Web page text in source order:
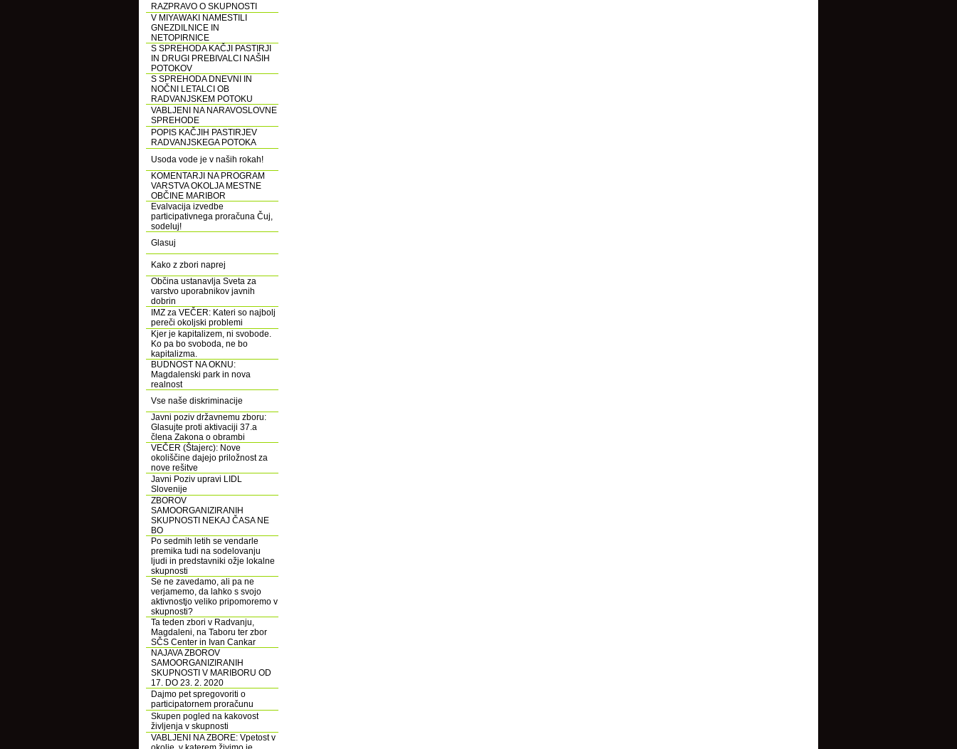
RAZPRAVO O SKUPNOSTI
V MIYAWAKI NAMESTILI
GNEZDILNICE IN
NETOPIRNICE
S SPREHODA KAČJI PASTIRJI
IN DRUGI PREBIVALCI NAŠIH
POTOKOV
S SPREHODA DNEVNI IN
NOČNI LETALCI OB
RADVANJSKEM POTOKU
VABLJENI NA NARAVOSLOVNE
SPREHODE
POPIS KAČJIH PASTIRJEV
RADVANJSKEGA POTOKA
Usoda vode je v naših rokah!
KOMENTARJI NA PROGRAM
VARSTVA OKOLJA MESTNE
OBČINE MARIBOR
Evalvacija izvedbe
participativnega proračuna Čuj,
sodeluj!
Glasuj
Kako z zbori naprej
Občina ustanavlja Sveta za
varstvo uporabnikov javnih
dobrin
IMZ za VEČER: Kateri so najbolj
pereči okoljski problemi
Kjer je kapitalizem, ni svobode.
Ko pa bo svoboda, ne bo
kapitalizma.
BUDNOST NA OKNU:
Magdalenski park in nova
realnost
Vse naše diskriminacije
Javni poziv državnemu zboru:
Glasujte proti aktivaciji 37.a
člena Zakona o obrambi
VEČER (Štajerc): Nove
okoliščine dajejo priložnost za
nove rešitve
Javni Poziv upravi LIDL
Slovenije
ZBOROV
SAMOORGANIZIRANIH
SKUPNOSTI NEKAJ ČASA NE
BO
Po sedmih letih se vendarle
premika tudi na sodelovanju
ljudi in predstavniki ožje lokalne
skupnosti
Se ne zavedamo, ali pa ne
verjamemo, da lahko s svojo
aktivnostjo veliko pripomoremo v
skupnosti?
Ta teden zbori v Radvanju,
Magdaleni, na Taboru ter zbor
SČS Center in Ivan Cankar
NAJAVA ZBOROV
SAMOORGANIZIRANIH
SKUPNOSTI V MARIBORU OD
17. DO 23. 2. 2020
Dajmo pet spregovoriti o
participatornem proračunu
Skupen pogled na kakovost
življenja v skupnosti
VABLJENI NA ZBORE: Vpetost v